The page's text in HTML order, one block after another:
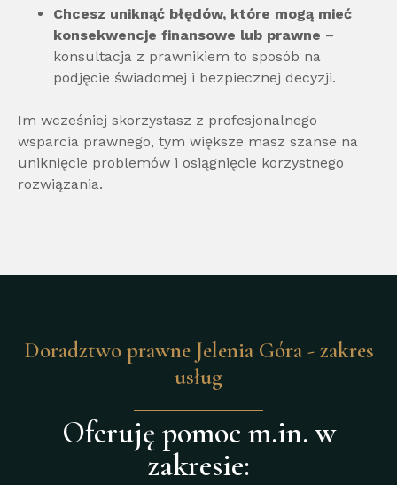
Chcesz uniknąć błędów, które mogą mieć
konsekwencje finansowe lub prawne –
konsultacja z prawnikiem to sposób na
podjęcie świadomej i bezpiecznej decyzji.
Im wcześniej skorzystasz z profesjonalnego
wsparcia prawnego, tym większe masz szanse na
uniknięcie problemów i osiągnięcie korzystnego
rozwiązania.
Doradztwo prawne Jelenia Góra - zakres
usług
Oferuję pomoc m.in. w
zakresie: